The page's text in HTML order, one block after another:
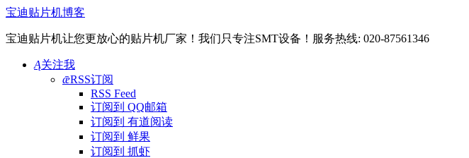
宝迪贴片机博客
宝迪贴片机让您更放心的贴片机厂家！我们只专注SMT设备！服务热线: 020-87561346
Ą关注我
ǣRSS订阅
RSS Feed
订阅到 QQ邮箱
订阅到 有道阅读
订阅到 鲜果
订阅到 抓虾